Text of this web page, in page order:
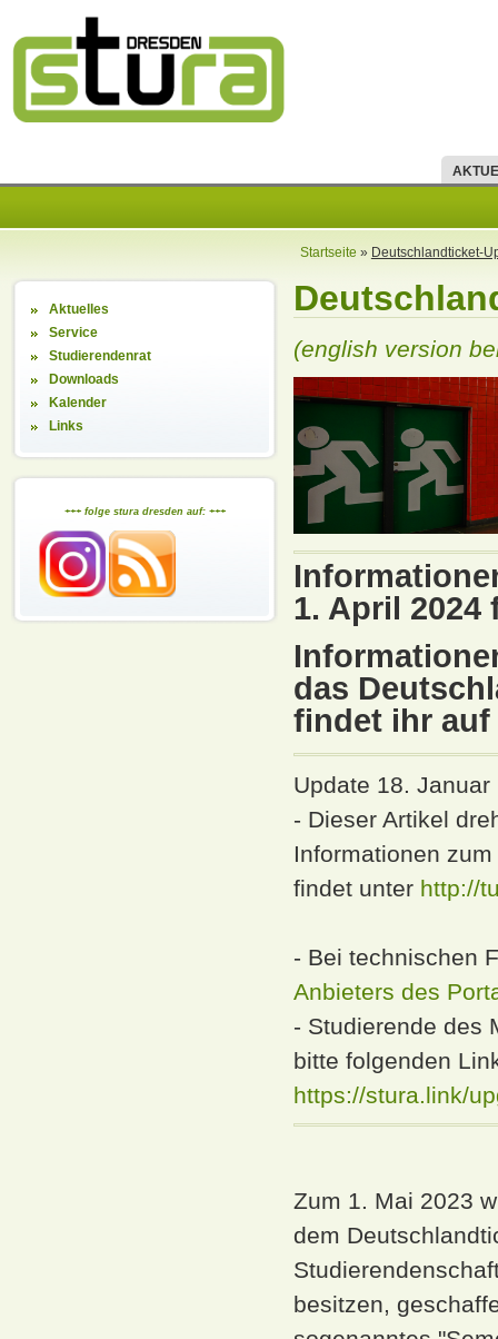
Startseite » Deutschlandticket-
Aktuelles
Service
Studierendenrat
Downloads
Kalender
Links
+++ folge stura dresden auf: +++
(english version
1. April
das
findet ihr auf
Update 18. Januar
- Dieser Artikel
Informationen
findet unter http://
- Bei technischen
Anbieters des
- Studierende des
bitte folgenden
https://stura.link/
Zum 1. Mai 2023
dem
besitzen,